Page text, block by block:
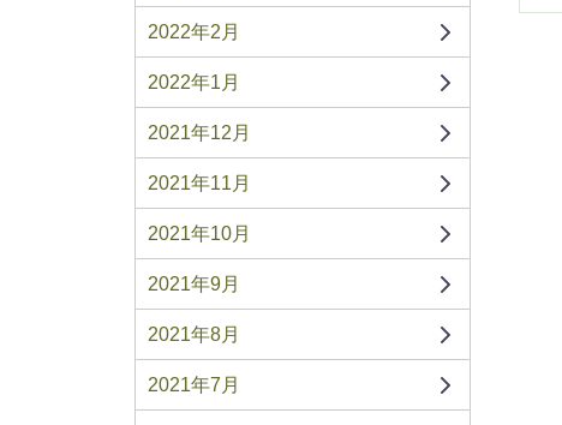
2022年2月
2022年1月
2021年12月
2021年11月
2021年10月
2021年9月
2021年8月
2021年7月